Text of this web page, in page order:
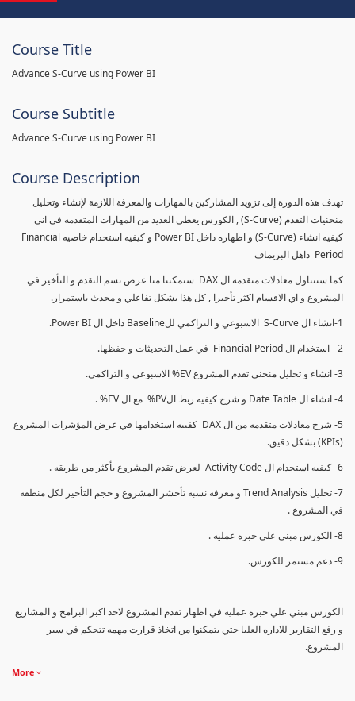
Course Title
Advance S-Curve using Power BI
Course Subtitle
Advance S-Curve using Power BI
Course Description
تهدف هذه الدورة إلى تزويد المشاركين بالمهارات والمعرفة اللازمة لإنشاء وتحليل
منحنيات التقدم (S-Curve) , الكورس يغطي العديد من المهارات المتقدمه في اني
كيفيه انشاء (S-Curve) و اظهاره داخل Power BI و كيفيه استخدام خاصيه Financial
Period داهل البريماف
كما سنتناول معادلات متقدمه ال DAX ستمكننا منا عرض نسم التقدم و التأخير في
المشروع و اي الاقسام اكثر تأخيرا , كل هذا بشكل تفاعلي و محدث باستمرار.
1-انشاء ال S-Curve الاسبوعي و التراكمي للBaseline داخل ال Power BI.
2- استخدام ال Financial Period في عمل التحديثات و حفظها.
3- انشاء و تحليل منحني تقدم المشروع EV% الاسبوعي و التراكمي.
4- انشاء ال Date Table و شرح كيفيه ربط الPV% مع ال EV% .
5- شرح معادلات متقدمه من ال DAX كفييه استخدامها في عرض المؤشرات المشروع
(KPIs) بشكل دقيق.
6- كيفيه استخدام ال Activity Code لعرض تقدم المشروع بأكثر من طريقه .
7- تحليل Trend Analysis و معرفه نسبه تأخشر المشروع و حجم التأخير لكل منطقه
في المشروع .
8- الكورس مبني علي خبره عمليه .
9- دعم مستمر للكورس.
--------------
الكورس مبني علي خبره عمليه في اظهار تقدم المشروع لاحد اكبر البرامج و المشاريع
و رفع التقارير للاداره العليا حتي يتمكنوا من اتخاذ قرارت مهمه تتحكم في سير
المشروع.
More